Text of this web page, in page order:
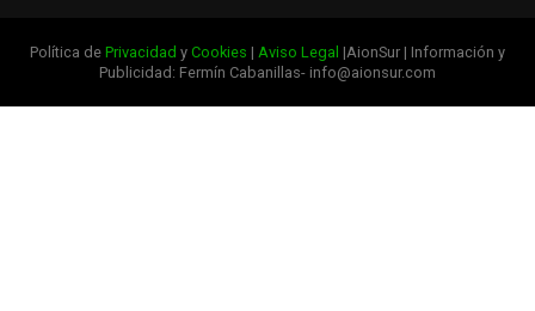
Política de Privacidad y Cookies | Aviso Legal |AionSur | Información y
Publicidad: Fermín Cabanillas- info@aionsur.com